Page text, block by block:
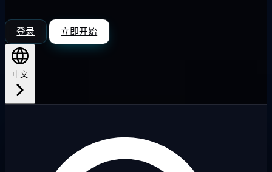
登录 立即开始
中文